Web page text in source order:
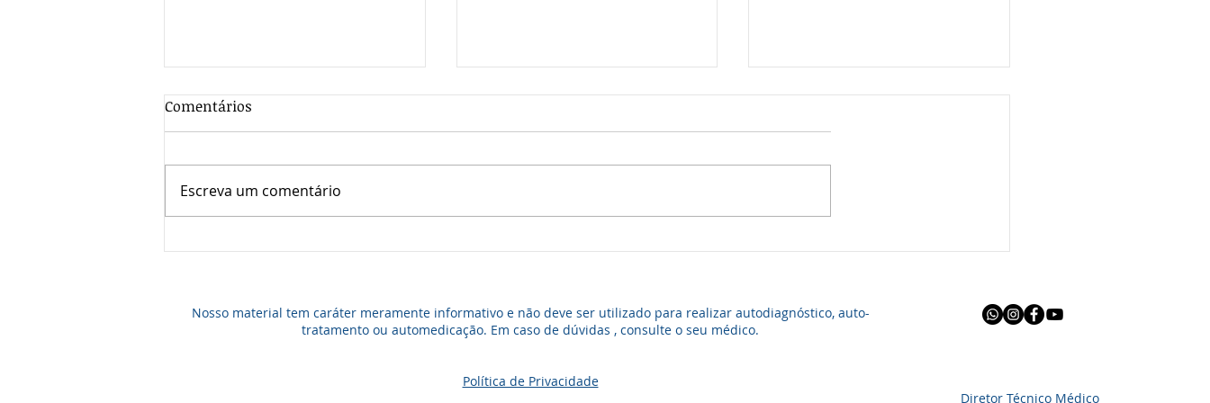
Rinoplastia funcional e
procedimentos mais realizados
ao redor do mundo e tem
Rinoplastia Estruturada x
Cirurgia Endoscópica
pessoas. As principais queixas
Comentários
Escreva um comentário
Nosso material tem caráter meramente informativo e não deve ser utilizado para realizar autodiagnóstico, auto-
tratamento ou automedicação. Em caso de dúvidas , consulte o seu médico.
Política de Privacidade
Diretor Técnico Médico